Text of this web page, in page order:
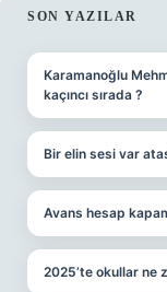
SON YAZILAR
Karamanoğlu
kaçıncı sırada ?
Bir elin sesi var
Avans hesap
2025’te okullar ne